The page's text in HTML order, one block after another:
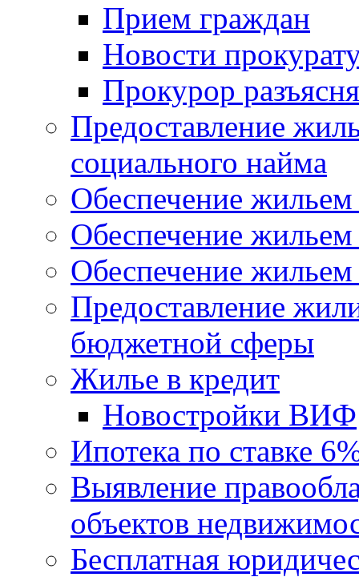
Прием граждан
Новости
Прокурор
Предоставление
социального найма
Обеспечение
Обеспечение
Обеспечение жильем
Предоставление
бюджетной сферы
Жилье в кредит
Новостройки ВИФ
Ипотека по ставке
Выявление
объектов
Бесплатная